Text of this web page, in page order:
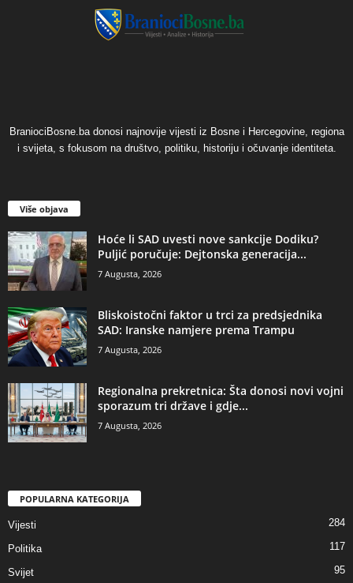
BraniociBosne.ba donosi najnovije vijesti iz Bosne i Hercegovine, regiona
i svijeta, s fokusom na društvo, politiku, historiju i očuvanje identiteta.
Više objava
​Hoće li SAD uvesti nove sankcije Dodiku?
Puljić poručuje: Dejtonska generacija...
7 Augusta, 2026
​Bliskoistočni faktor u trci za predsjednika
SAD: Iranske namjere prema Trampu
7 Augusta, 2026
​Regionalna prekretnica: Šta donosi novi vojni
sporazum tri države i gdje...
7 Augusta, 2026
POPULARNA KATEGORIJA
Vijesti 284
Politika 117
Svijet 95